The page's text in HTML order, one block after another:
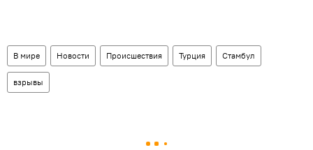
В мире Новости Происшествия Турция Стамбул
взрывы